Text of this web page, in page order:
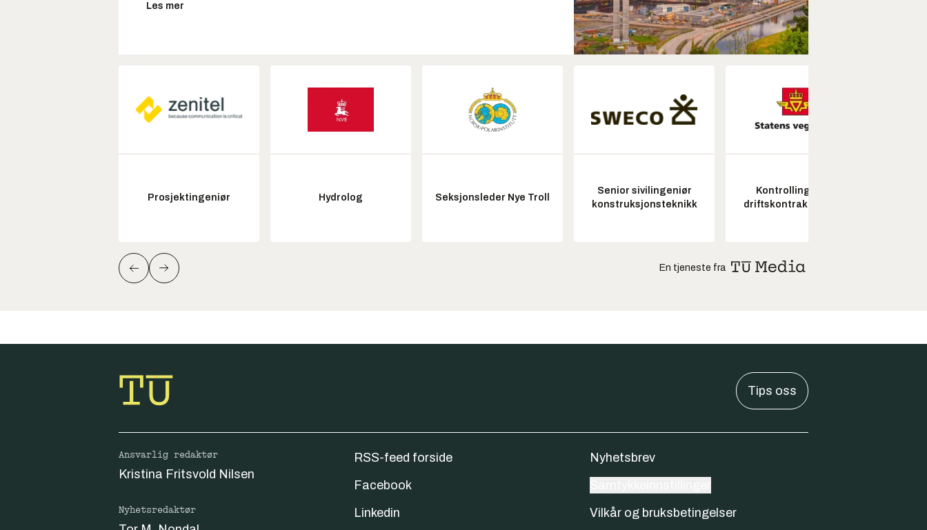
Les mer
Prosjektingeniør Hydrolog Seksjonsleder Nye Troll
Senior sivilingeniør
konstruksjonsteknikk
Kontrollingeniør
driftskontrakt elektro
En tjeneste fra
Tips oss
Ansvarlig redaktør
Kristina Fritsvold Nilsen
Nyhetsredaktør
RSS-feed forside
Facebook
Linkedin
Nyhetsbrev
Vilkår og bruksbetingelser